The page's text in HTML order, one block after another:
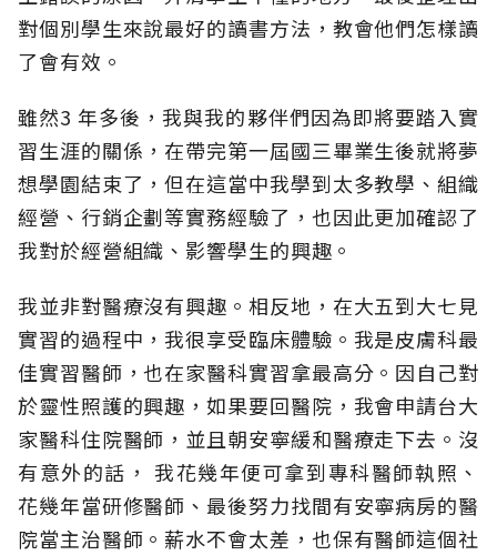
對個別學生來說最好的讀書方法，教會他們怎樣讀
了會有效。
雖然3 年多後，我與我的夥伴們因為即將要踏入實
習生涯的關係，在帶完第一屆國三畢業生後就將夢
想學園結束了，但在這當中我學到太多教學、組織
經營、行銷企劃等實務經驗了，也因此更加確認了
我對於經營組織、影響學生的興趣。
我並非對醫療沒有興趣。相反地，在大五到大七見
實習的過程中，我很享受臨床體驗。我是皮膚科最
佳實習醫師，也在家醫科實習拿最高分。因自己對
於靈性照護的興趣，如果要回醫院，我會申請台大
家醫科住院醫師，並且朝安寧緩和醫療走下去。沒
有意外的話， 我花幾年便可拿到專科醫師執照、
花幾年當研修醫師、最後努力找間有安寧病房的醫
院當主治醫師。薪水不會太差，也保有醫師這個社